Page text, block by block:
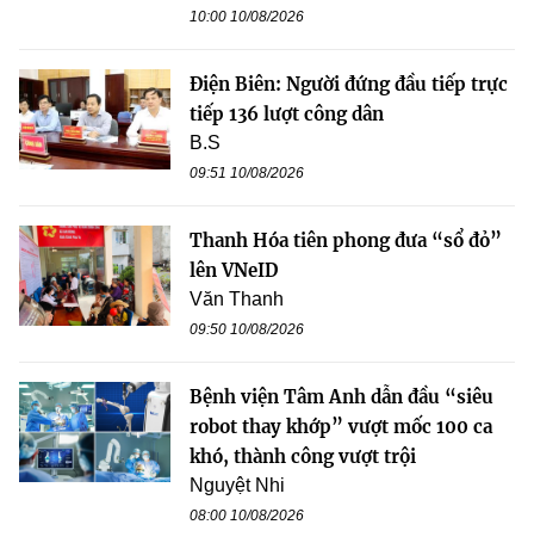
10:00 10/08/2026
Điện Biên: Người đứng đầu tiếp trực
tiếp 136 lượt công dân
B.S
09:51 10/08/2026
Thanh Hóa tiên phong đưa “sổ đỏ”
lên VNeID
Văn Thanh
09:50 10/08/2026
Bệnh viện Tâm Anh dẫn đầu “siêu
robot thay khớp” vượt mốc 100 ca
khó, thành công vượt trội
Nguyệt Nhi
08:00 10/08/2026